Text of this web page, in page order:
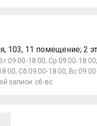
103, 11 помещение; 2
18:00; Ср:09:00-
Сб:09:00-18:00;
записи: сб-вс